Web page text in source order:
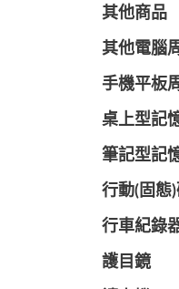
其他商品
其他電腦
手機平板
桌上型記
筆記型記
行動(固態
行車紀錄
護目鏡